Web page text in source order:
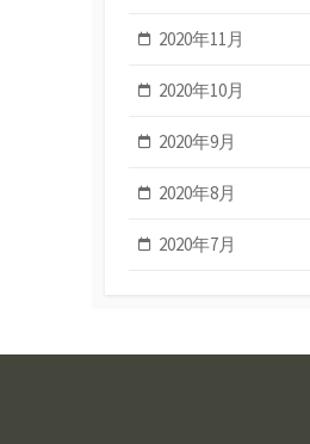
2020年11月
2020年10月
2020年9月
2020年8月
2020年7月